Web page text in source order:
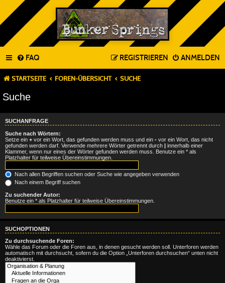
FAQ ANMELDEN
REGISTRIEREN
STARTSEITE FOREN-ÜBERSICHT SUCHE
Suche
SUCHANFRAGE
Suche nach Wörtern:
Setze ein + vor ein Wort, das gefunden werden muss und ein - vor ein Wort, das nicht
gefunden werden darf. Verwende mehrere Wörter getrennt durch | innerhalb einer
Klammer, wenn nur eines der Wörter gefunden werden muss. Benutze ein * als
Platzhalter für teilweise Übereinstimmungen.
Nach allen Begriffen suchen oder Suche wie angegeben verwenden
Nach einem Begriff suchen
Zu suchender Autor:
Benutze ein * als Platzhalter für teilweise Übereinstimmungen.
SUCHOPTIONEN
Zu durchsuchende Foren:
Wähle das Forum oder die Foren aus, in denen gesucht werden soll. Unterforen werden
automatisch mit durchsucht, sofern du die Option „Unterforen durchsuchen“ unten nicht
deaktivierst.